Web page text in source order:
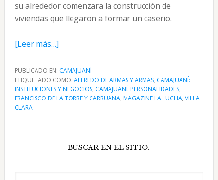
su alrededor comenzara la construcción de
viviendas que llegaron a formar un caserío.
[Leer más…]acerca
Camajuaní:
término
municipal,
local
PUBLICADO EN: CAMAJUANÍ
ETIQUETADO COMO: ALFREDO DE ARMAS Y ARMAS, CAMAJUANÍ:
INSTITUCIONES Y NEGOCIOS, CAMAJUANÍ: PERSONALIDADES,
FRANCISCO DE LA TORRE Y CARRUANA, MAGAZINE LA LUCHA, VILLA
CLARA
principal
BUSCAR EN EL SITIO: